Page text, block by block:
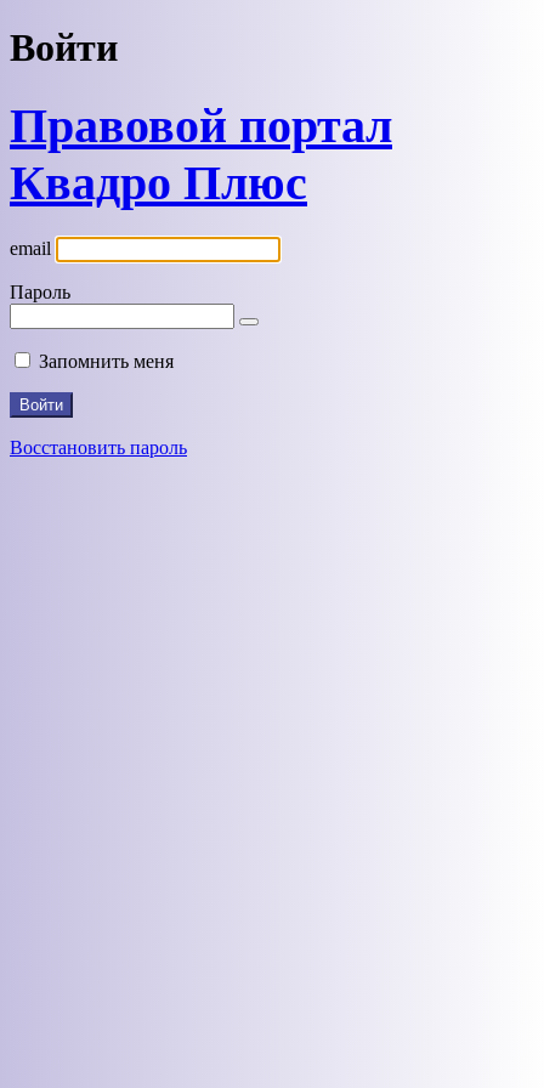
Войти
Правовой портал
Квадро Плюс
email
Пароль
Запомнить меня
Восстановить пароль